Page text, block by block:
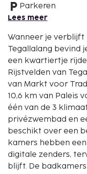
Parkeren
Lees meer
Wanneer je verblijft
Tegallalang bevind
een kwartiertje
Rijstvelden van Tegalalang. Deze villa
van Markt voor
10,6 km van Paleis
één van de 3
privézwembad en
beschikt over een
kamers hebben
digitale zenders,
blijft. De